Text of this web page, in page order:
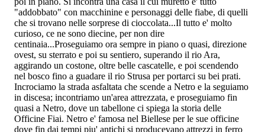
"addobbato" con macchinine e personaggi delle fiabe, di quelli
che si trovano nelle sorprese di cioccolata...Il tutto e' molto
curioso, ce ne sono diecine, per non dire
centinaia...Proseguiamo ora sempre in piano o quasi, direzione
ovest, su sterrato e poi su sentiero, superando il rio Ara,
aggirando un costone, oltre belle cascatelle, e poi scendendo
nel bosco fino a guadare il rio Strusa per portarci su bei prati.
Incrociamo la strada asfaltata che scende a Netro e la seguiamo
in discesa; incontriamo un'area attrezzata, e proseguiamo fin
quasi a Netro, dove un tabellone ci spiega la storia delle
Officine Fiai. Netro e' famosa nel Biellese per le sue officine
dove fin dai tempi piu' antichi si producevano attrezzi in ferro